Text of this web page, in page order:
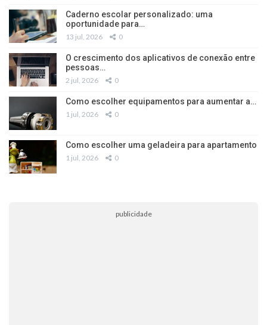
Caderno escolar personalizado: uma
oportunidade para…
13 jul, 2026 0
O crescimento dos aplicativos de conexão entre
pessoas…
2 jul, 2026 0
Como escolher equipamentos para aumentar a…
1 jul, 2026 0
Como escolher uma geladeira para apartamento
1 jul, 2026 0
publicidade